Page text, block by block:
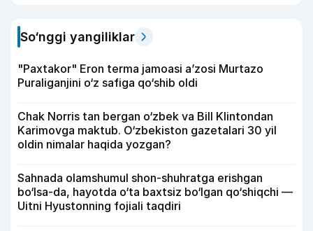
So‘nggi yangiliklar
"Paxtakor" Eron terma jamoasi a’zosi Murtazo
Puraliganjini o‘z safiga qo‘shib oldi
Chak Norris tan bergan o‘zbek va Bill Klintondan
Karimovga maktub. O‘zbekiston gazetalari 30 yil
oldin nimalar haqida yozgan?
Sahnada olamshumul shon-shuhratga erishgan
bo‘lsa-da, hayotda o‘ta baxtsiz bo‘lgan qo‘shiqchi —
Uitni Hyustonning fojiali taqdiri